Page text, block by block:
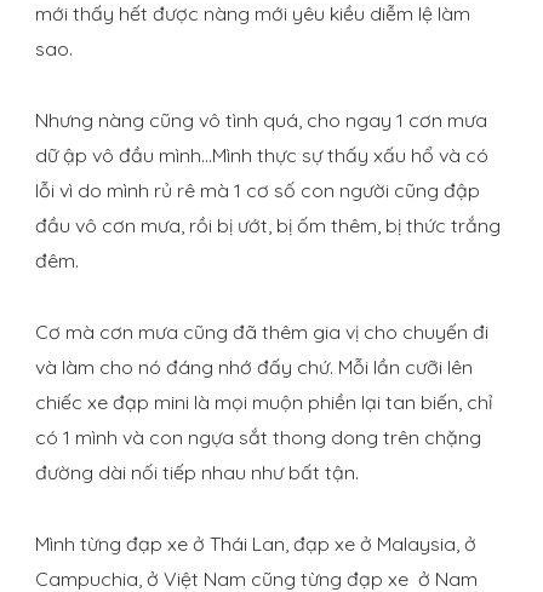
mới thấy hết được nàng mới yêu kiều diễm lệ làm
sao.
Nhưng nàng cũng vô tình quá, cho ngay 1 cơn mưa
dữ ập vô đầu mình…Mình thực sự thấy xấu hổ và có
lỗi vì do mình rủ rê mà 1 cơ số con người cũng đập
đầu vô cơn mưa, rồi bị ướt, bị ốm thêm, bị thức trắng
đêm.
Cơ mà cơn mưa cũng đã thêm gia vị cho chuyến đi
và làm cho nó đáng nhớ đấy chứ. Mỗi lần cưỡi lên
chiếc xe đạp mini là mọi muộn phiền lại tan biến, chỉ
có 1 mình và con ngựa sắt thong dong trên chặng
đường dài nối tiếp nhau như bất tận.
Mình từng đạp xe ở Thái Lan, đạp xe ở Malaysia, ở
Campuchia, ở Việt Nam cũng từng đạp xe ở Nam